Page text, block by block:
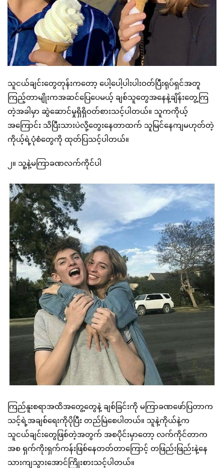
သူငယ်ချင်းတွေတုန်းကတော့ ပေါ့ပေါ့ပါးပါးဝတ်ပြီးရုပ်ရှင်အတူ
ကြည့်တာမျိုးကအဆင်ပြေပေမယ့် ချစ်သူတွေအနေနဲ့ချိန်းတွေ့ကြ
တဲ့အခါမှာ ဆွဲဆောင်မှုရှိရှိဝတ်စားသင့်ပါတယ်။ သူကကိုယ့်
အကြောင်း သိပြီးသားပဲလို့တွေးနေတာထက် သူမြင်နေကျမဟုတ်တဲ့
ကိုယ့်ရဲ့ပုံစံတွေကို ထုတ်ပြသင့်ပါတယ်။
၂။ သူ့နဲ့မကြာခဏလက်ကိုင်ပါ
ကြည်နူးစရာအထိအတွေ့တွေနဲ့ ချစ်ခြင်းကို မကြာခဏဖော်ပြတာက
သင့်ရဲ့အချစ်ရေးကိုပိုပြီး တည်မြဲစေပါတယ်။ သူနဲ့ကိုယ်နဲ့က
သူငယ်ချင်းတွေဖြစ်တဲ့အတွက် အစပိုင်းမှာတော့ လက်ကိုင်တာက
အစ ရှက်ကိုးရှက်ကန်းဖြစ်နေတတ်တာကြောင့် တဖြည်းဖြည်းနဲ့နေ
သားကျသွားအောင်ကြိုးစားသင့်ပါတယ်။